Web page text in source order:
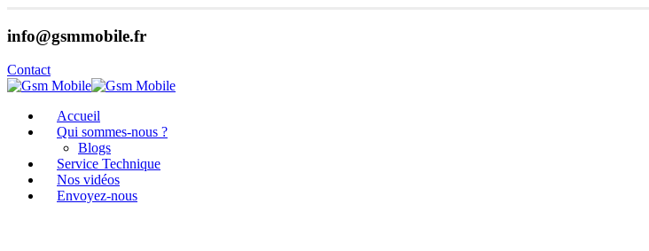
info@gsmmobile.fr
Contact
Accueil
Qui sommes-nous ?
Blogs
Service Technique
Nos vidéos
Envoyez-nous